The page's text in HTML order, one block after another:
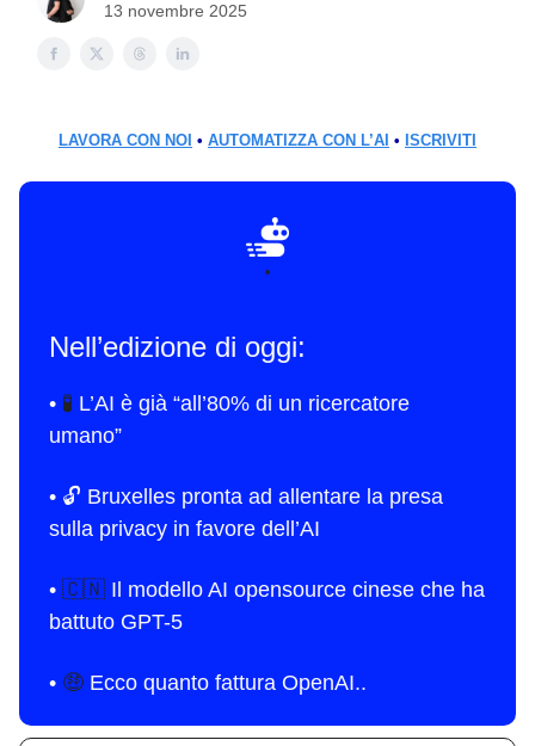
13 novembre 2025
LAVORA CON NOI • AUTOMATIZZA CON L’AI • ISCRIVITI
•
Nell’edizione di oggi:
• 🧪 L’AI è già “all’80% di un ricercatore
umano”
• 🔓 Bruxelles pronta ad allentare la presa
sulla privacy in favore dell’AI
• 🇨🇳 Il modello AI opensource cinese che ha
battuto GPT-5
• 🤑 Ecco quanto fattura OpenAI..